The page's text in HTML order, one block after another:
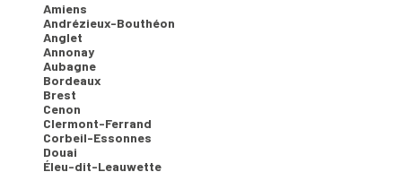
Amiens
Andrézieux-Bouthéon
Anglet
Annonay
Aubagne
Bordeaux
Brest
Cenon
Clermont-Ferrand
Corbeil-Essonnes
Douai
Éleu-dit-Leauwette